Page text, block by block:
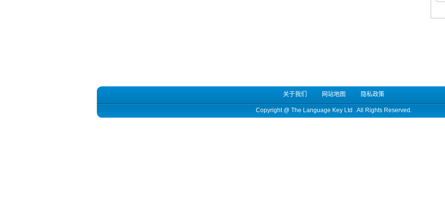
关于我们 网站地图 隐私政策
Copyright @ The Language Key Ltd . All Rights Reserved.